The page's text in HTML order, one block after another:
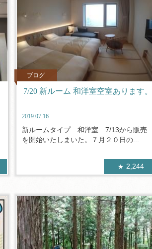
ブログ
7/20 新ルーム 和洋室空室あります。
2019.07.16
新ルームタイプ 和洋室 7/13から販売
を開始いたしまいた。７月２０日の...
2,244